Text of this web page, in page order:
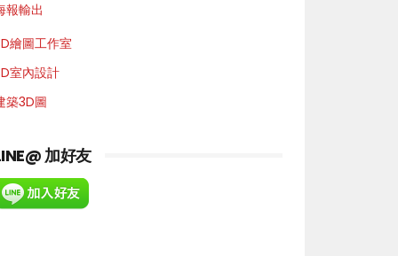
報輸出
繪圖工作室
室內設計
築3D圖
加好友